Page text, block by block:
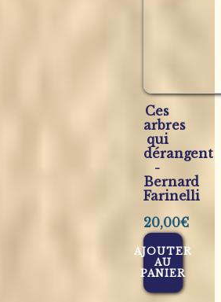
Ces
arbres
qui
dérangent
-
Bernard
Farinelli
20,00€
AJOUTER
AU
PANIER